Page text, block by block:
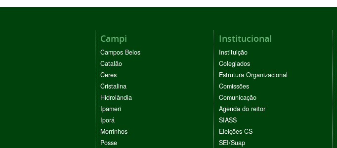
Campi
Campos Belos
Catalão
Ceres
Cristalina
Hidrolândia
Ipameri
Iporá
Morrinhos
Posse
Institucional
Instituição
Colegiados
Estrutura Organizacional
Comissões
Comunicação
Agenda do reitor
SIASS
Eleições CS
SEI/Suap